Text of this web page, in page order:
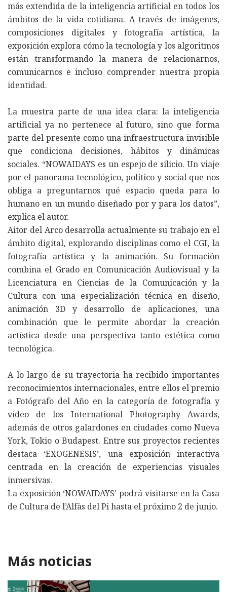
más extendida de la inteligencia artificial en todos los
ámbitos de la vida cotidiana. A través de imágenes,
composiciones digitales y fotografía artística, la
exposición explora cómo la tecnología y los algoritmos
están transformando la manera de relacionarnos,
comunicarnos e incluso comprender nuestra propia
identidad.
La muestra parte de una idea clara: la inteligencia
artificial ya no pertenece al futuro, sino que forma
parte del presente como una infraestructura invisible
que condiciona decisiones, hábitos y dinámicas
sociales. “NOWAIDAYS es un espejo de silicio. Un viaje
por el panorama tecnológico, político y social que nos
obliga a preguntarnos qué espacio queda para lo
humano en un mundo diseñado por y para los datos”,
explica el autor.
Aitor del Arco desarrolla actualmente su trabajo en el
ámbito digital, explorando disciplinas como el CGI, la
fotografía artística y la animación. Su formación
combina el Grado en Comunicación Audiovisual y la
Licenciatura en Ciencias de la Comunicación y la
Cultura con una especialización técnica en diseño,
animación 3D y desarrollo de aplicaciones, una
combinación que le permite abordar la creación
artística desde una perspectiva tanto estética como
tecnológica.
A lo largo de su trayectoria ha recibido importantes
reconocimientos internacionales, entre ellos el premio
a Fotógrafo del Año en la categoría de fotografía y
vídeo de los International Photography Awards,
además de otros galardones en ciudades como Nueva
York, Tokio o Budapest. Entre sus proyectos recientes
destaca ‘EXOGENESIS’, una exposición interactiva
centrada en la creación de experiencias visuales
inmersivas.
La exposición ‘NOWAIDAYS’ podrá visitarse en la Casa
de Cultura de l’Alfàs del Pi hasta el próximo 2 de junio.
Más noticias